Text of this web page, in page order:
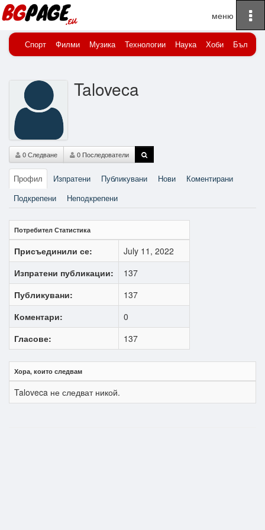
Начало taloveca
Спорт Филми Музика Технологии Наука Хоби
Taloveca
0 Следване 0 Последователи
Профил Изпратени Публикувани Нови
Коментирани
Подкрепени
Неподкрепени
Потребител Статистика
Присъединили се:
July 11, 2022
Изпратени публикации:
137
Публикувани:
137
Коментари:
0
Гласове:
137
Хора, които следвам
Taloveca не следват никой.